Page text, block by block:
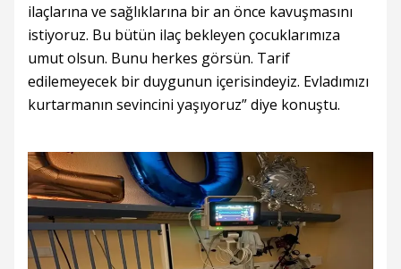
ilaçlarına ve sağlıklarına bir an önce kavuşmasını
istiyoruz. Bu bütün ilaç bekleyen çocuklarımıza
umut olsun. Bunu herkes görsün. Tarif
edilemeyecek bir duygunun içerisindeyiz. Evladımızı
kurtarmanın sevincini yaşıyoruz” diye konuştu.